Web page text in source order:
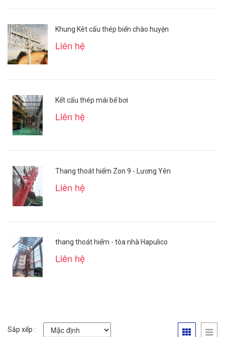
Khung Kêt cấu thép biển chào huyện
Liên hệ
Kết cấu thép mái bể bơi
Liên hệ
Thang thoát hiểm Zon 9 - Lương Yên
Liên hệ
thang thoát hiểm - tòa nhà Hapulico
Liên hệ
Sắp xếp :